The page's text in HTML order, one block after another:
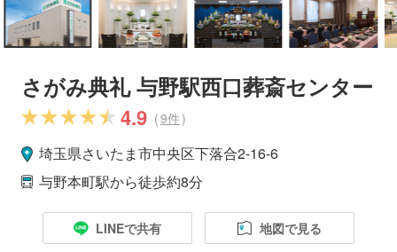
さがみ典礼 与野駅西口葬斎センター
4.9 (9件)
埼玉県さいたま市中央区下落合2-16-6
与野本町駅から徒歩約8分
LINEで共有 地図で見る